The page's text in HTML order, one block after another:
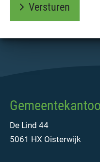
Versturen
De Lind 44
5061 HX Oisterwijk